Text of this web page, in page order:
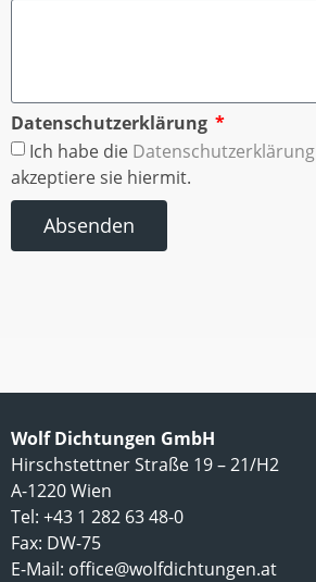
Datenschutzerklärung
Ich habe die Datenschutzerklärung
akzeptiere sie hiermit.
Absenden
Wolf Dichtungen GmbH
Hirschstettner Straße 19 – 21/H2
A-1220 Wien
Tel: +43 1 282 63 48-0
Fax: DW-75
E-Mail: office@wolfdichtungen.at